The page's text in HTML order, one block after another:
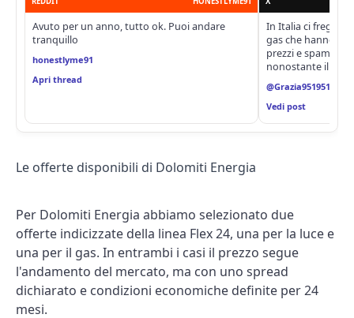
Avuto per un anno, tutto ok. Puoi andare
tranquillo
honestlyme91
Apri thread
In Italia ci
gas che hanno
prezzi e
nonostante il
@Grazia95195167
Vedi post
Le offerte disponibili di Dolomiti Energia
Per Dolomiti Energia abbiamo selezionato due
offerte indicizzate della linea Flex 24, una per la luce e
una per il gas. In entrambi i casi il prezzo segue
l'andamento del mercato, ma con uno spread
dichiarato e condizioni economiche definite per 24
mesi.